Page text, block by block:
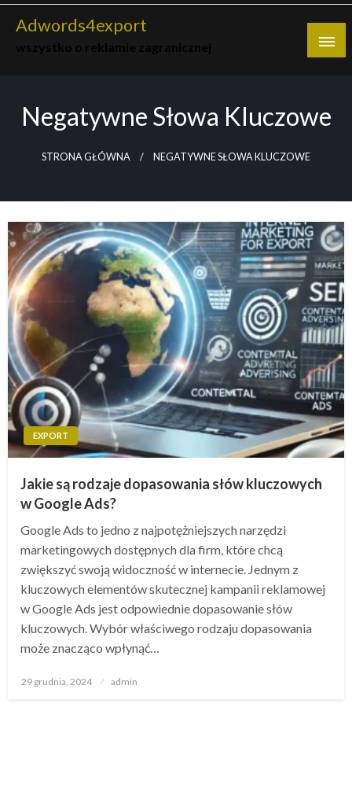
Skip
Adwords4export
Negatywne Słowa Kluczowe
STRONA GŁÓWNA NEGATYWNE SŁOWA KLUCZOWE
EXPORT
Jakie są rodzaje dopasowania słów kluczowych
w Google Ads?
Google Ads to jedno z najpotężniejszych narzędzi
marketingowych dostępnych dla firm, które chcą
zwiększyć swoją widoczność w internecie. Jednym z
kluczowych elementów skutecznej kampanii reklamowej
w Google Ads jest odpowiednie dopasowanie słów
kluczowych. Wybór właściwego rodzaju dopasowania
może znacząco wpłynąć…
Opublikowane
29 grudnia, 2024 admin